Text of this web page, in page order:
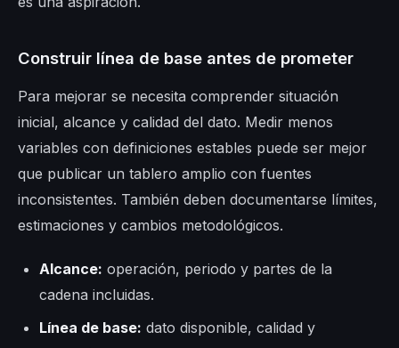
Construir línea de base antes de prometer
Para mejorar se necesita comprender situación
inicial, alcance y calidad del dato. Medir menos
variables con definiciones estables puede ser mejor
que publicar un tablero amplio con fuentes
inconsistentes. También deben documentarse límites,
estimaciones y cambios metodológicos.
Alcance: operación, periodo y partes de la
cadena incluidas.
Línea de base: dato disponible, calidad y